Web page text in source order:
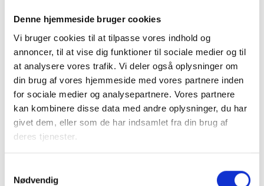
Denne hjemmeside bruger cookies
Vi bruger cookies til at tilpasse vores indhold og
annoncer, til at vise dig funktioner til sociale medier og til
at analysere vores trafik. Vi deler også oplysninger om
din brug af vores hjemmeside med vores partnere inden
for sociale medier og analysepartnere. Vores partnere
kan kombinere disse data med andre oplysninger, du har
givet dem, eller som de har indsamlet fra din brug af
deres tjenester.
Nødvendig
Kontakt
Bent Madsen
Adm. direktør
Tlf: 28 88 18 77
Mail: bma@bl.dk